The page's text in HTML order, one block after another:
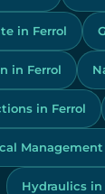
in Ferrol
in Ferrol
in Ferrol
Hydraulics in